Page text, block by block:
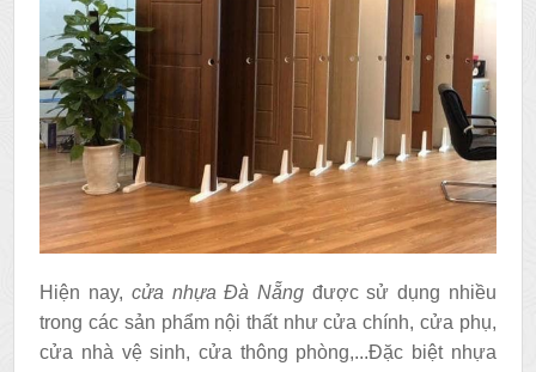
Hiện nay, cửa nhựa Đà Nẵngđược sử dụng nhiều
trong các sản phẩm nội thất như cửa chính, cửa phụ,
cửa nhà vệ sinh, cửa thông phòng,...Đặc biệt nhựa